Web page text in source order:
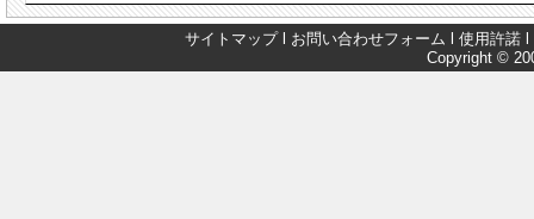
サイトマップl お問い合わせフォーム 使用許諾
Copyright ©